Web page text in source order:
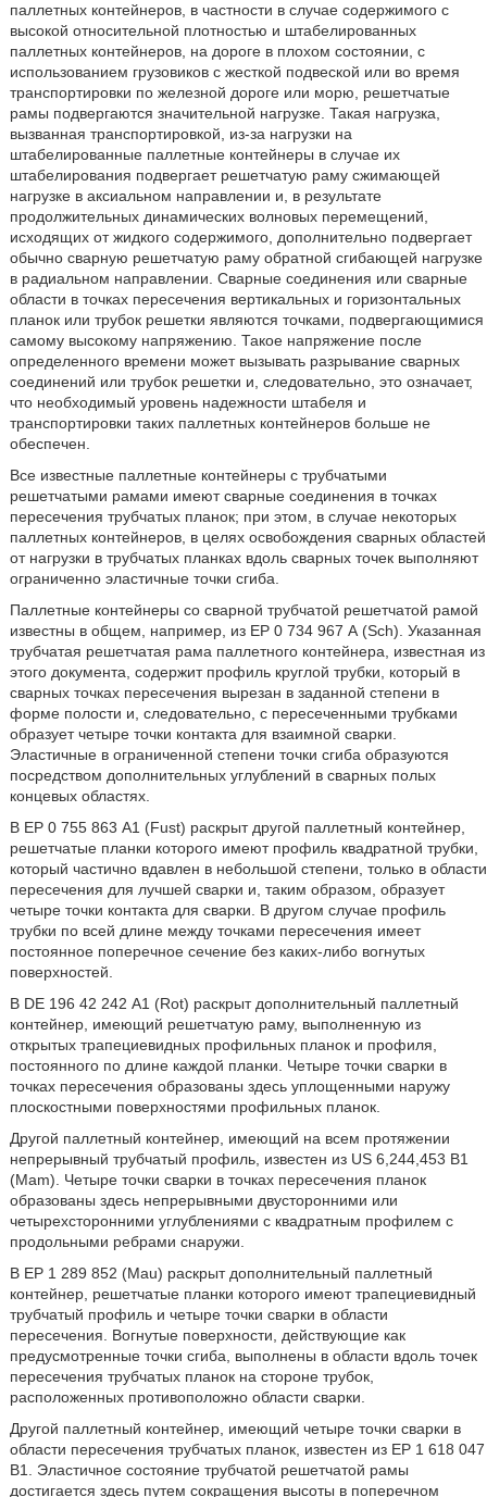
паллетных контейнеров, в частности в случае содержимого с
высокой относительной плотностью и штабелированных
паллетных контейнеров, на дороге в плохом состоянии, с
использованием грузовиков с жесткой подвеской или во время
транспортировки по железной дороге или морю, решетчатые
рамы подвергаются значительной нагрузке. Такая нагрузка,
вызванная транспортировкой, из-за нагрузки на
штабелированные паллетные контейнеры в случае их
штабелирования подвергает решетчатую раму сжимающей
нагрузке в аксиальном направлении и, в результате
продолжительных динамических волновых перемещений,
исходящих от жидкого содержимого, дополнительно подвергает
обычно сварную решетчатую раму обратной сгибающей нагрузке
в радиальном направлении. Сварные соединения или сварные
области в точках пересечения вертикальных и горизонтальных
планок или трубок решетки являются точками, подвергающимися
самому высокому напряжению. Такое напряжение после
определенного времени может вызывать разрывание сварных
соединений или трубок решетки и, следовательно, это означает,
что необходимый уровень надежности штабеля и
транспортировки таких паллетных контейнеров больше не
обеспечен.
Все известные паллетные контейнеры с трубчатыми
решетчатыми рамами имеют сварные соединения в точках
пересечения трубчатых планок; при этом, в случае некоторых
паллетных контейнеров, в целях освобождения сварных областей
от нагрузки в трубчатых планках вдоль сварных точек выполняют
ограниченно эластичные точки сгиба.
Паллетные контейнеры со сварной трубчатой решетчатой рамой
известны в общем, например, из ЕР 0 734 967 А (Sch). Указанная
трубчатая решетчатая рама паллетного контейнера, известная из
этого документа, содержит профиль круглой трубки, который в
сварных точках пересечения вырезан в заданной степени в
форме полости и, следовательно, с пересеченными трубками
образует четыре точки контакта для взаимной сварки.
Эластичные в ограниченной степени точки сгиба образуются
посредством дополнительных углублений в сварных полых
концевых областях.
В ЕР 0 755 863 А1 (Fust) раскрыт другой паллетный контейнер,
решетчатые планки которого имеют профиль квадратной трубки,
который частично вдавлен в небольшой степени, только в области
пересечения для лучшей сварки и, таким образом, образует
четыре точки контакта для сварки. В другом случае профиль
трубки по всей длине между точками пересечения имеет
постоянное поперечное сечение без каких-либо вогнутых
поверхностей.
В DE 196 42 242 А1 (Rot) раскрыт дополнительный паллетный
контейнер, имеющий решетчатую раму, выполненную из
открытых трапециевидных профильных планок и профиля,
постоянного по длине каждой планки. Четыре точки сварки в
точках пересечения образованы здесь уплощенными наружу
плоскостными поверхностями профильных планок.
Другой паллетный контейнер, имеющий на всем протяжении
непрерывный трубчатый профиль, известен из US 6,244,453 B1
(Mam). Четыре точки сварки в точках пересечения планок
образованы здесь непрерывными двусторонними или
четырехсторонними углублениями с квадратным профилем с
продольными ребрами снаружи.
В ЕР 1 289 852 (Mau) раскрыт дополнительный паллетный
контейнер, решетчатые планки которого имеют трапециевидный
трубчатый профиль и четыре точки сварки в области
пересечения. Вогнутые поверхности, действующие как
предусмотренные точки сгиба, выполнены в области вдоль точек
пересечения трубчатых планок на стороне трубок,
расположенных противоположно области сварки.
Другой паллетный контейнер, имеющий четыре точки сварки в
области пересечения трубчатых планок, известен из ЕР 1 618 047
В1. Эластичное состояние трубчатой решетчатой рамы
достигается здесь путем сокращения высоты в поперечном